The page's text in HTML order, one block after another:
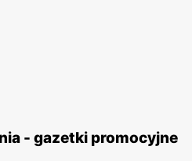
- gazetki promocyjne